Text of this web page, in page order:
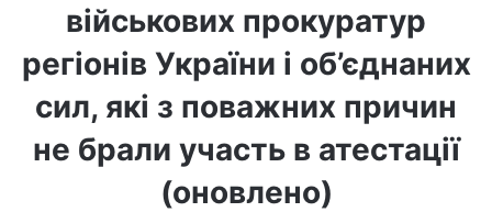
військових прокуратур
регіонів України і об’єднаних
сил, які з поважних причин
не брали участь в атестації
(оновлено)